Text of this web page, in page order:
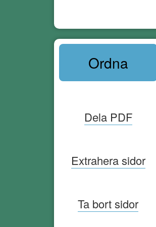
Ordna
Dela PDF
Extrahera sidor
Ta bort sidor